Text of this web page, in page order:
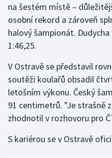
na šestém místě –
osobní rekord a zároveň
halový šampionát.
1:46,25.
V Ostravě se představil
soutěži koulařů obsadil
letošním výkonu. Český
91 centimetrů. "Je strašně
zhodnotil v rozhovoru pro
S kariérou se v Ostravě